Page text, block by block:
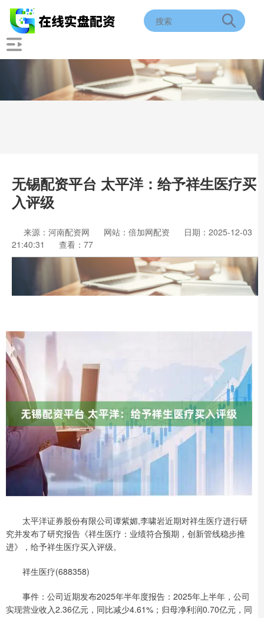
无锡配资平台 太平洋：给予祥生医疗买
入评级
来源：河南配资网 网站：倍加网配资
日期：2025-12-03
21:40:31
查看：77
太平洋证券股份有限公司谭紫媚,李啸岩近期对祥生医疗进行研
究并发布了研究报告《祥生医疗：业绩符合预期，创新管线稳步推
进》，给予祥生医疗买入评级。
祥生医疗(688358)
事件：公司近期发布2025年半年度报告：2025年上半年，公司
实现营业收入2.36亿元，同比减少4.61%；归母净利润0.70亿元，同